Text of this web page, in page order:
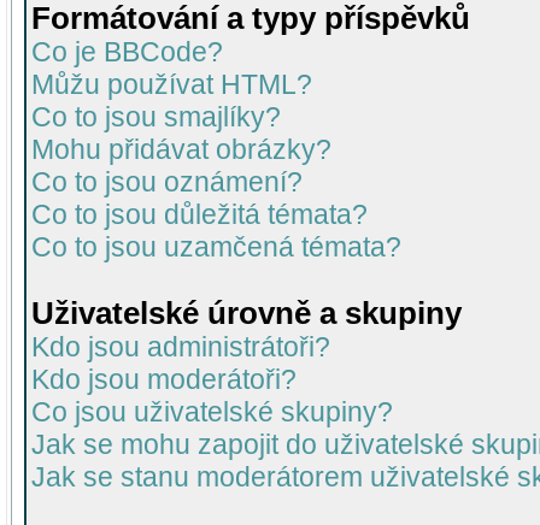
Formátování a typy příspěvků
Co je BBCode?
Můžu používat HTML?
Co to jsou smajlíky?
Mohu přidávat obrázky?
Co to jsou oznámení?
Co to jsou důležitá témata?
Co to jsou uzamčená témata?
Uživatelské úrovně a skupiny
Kdo jsou administrátoři?
Kdo jsou moderátoři?
Co jsou uživatelské skupiny?
Jak se mohu zapojit do uživatelské
Jak se stanu moderátorem uživatelské